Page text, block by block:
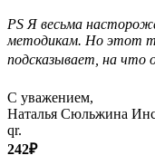
PS Я весьма
методикам. Но этот
подсказывает, на что
С уважением,
Наталья Сюльжина
qr.
242₽